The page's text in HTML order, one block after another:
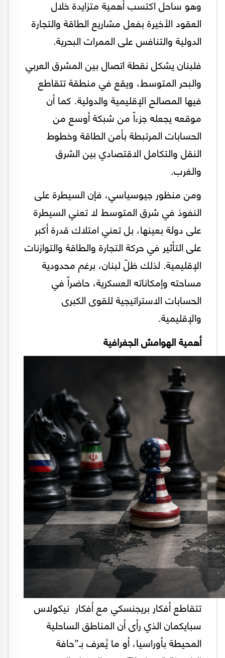
وهو ساحل اكتسب أهمية متزايدة خلال
العقود الأخيرة بفعل مشاريع الطاقة والتجارة
الدولية والتنافس على الممرات البحرية.
فلبنان يشكل نقطة اتصال بين المشرق العربي
والبحر المتوسط، ويقع في منطقة تتقاطع
فيها المصالح الإقليمية والدولية. كما أن
موقعه يجعله جزءاً من شبكة أوسع من
الحسابات المرتبطة بأمن الطاقة وخطوط
النقل والتكامل الاقتصادي بين الشرق
والغرب.
ومن منظور جيوسياسي، فإن السيطرة على
النفوذ في شرق المتوسط لا تعني السيطرة
على دولة بعينها، بل تعني امتلاك قدرة أكبر
على التأثير في حركة التجارة والطاقة والتوازنات
الإقليمية. لذلك ظلّ لبنان، برغم محدودية
مساحته وإمكاناته العسكرية، حاضراً في
الحسابات الاستراتيجية للقوى الكبرى
والإقليمية.
أهمية الهوامش الجغرافية
تتقاطع أفكار بريجنسكي مع أفكار نيكولاس
سبايكمان الذي رأى أن المناطق الساحلية
المحيطة بأوراسيا، أو ما يُعرف بـ”حافة